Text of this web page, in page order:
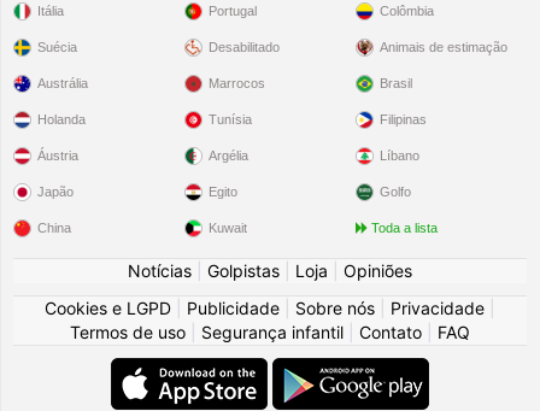
Itália
Suécia
Portugal
Desabilitado
Colômbia
Animais de estimação
Austrália
Holanda
Áustria
Japão
China
Marrocos
Tunísia
Argélia
Egito
Kuwait
Brasil
Filipinas
Líbano
Golfo
Toda a lista
Notícias Golpistas Loja
Opiniões
Cookies e LGPD
Publicidade Sobre nós Privacidade
Termos de uso
Segurança infantil Contato FAQ